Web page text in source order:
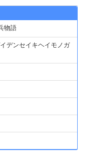
物語
デンセイキヘイモノガ